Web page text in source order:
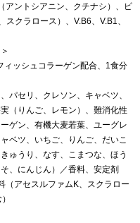
アントシアニン、クチナシ）、ピ
クラロース）、V.B6、V.B1、
ッシュコラーゲン配合、1食分
パセリ、クレソン、キャベツ、
（りんご、レモン）、難消化性
ゲン、有機大麦若葉、ユーグレ
ベツ、いちご、りんご、だいこ
ゅうり、なす、こまつな、ほう
、にんじん）／香料、安定剤
（アセスルファムK、スクラロー